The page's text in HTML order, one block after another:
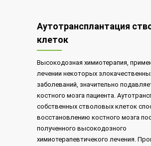
Аутотрансплантация
клеток
Высокодозная химиотерапия,
лечении некоторых
заболеваний, значительно
костного мозга пациента.
собственных стволовых клеток
восстановлению костного мозга
полученного высокодозного
химиотерапевтичекого лечения.